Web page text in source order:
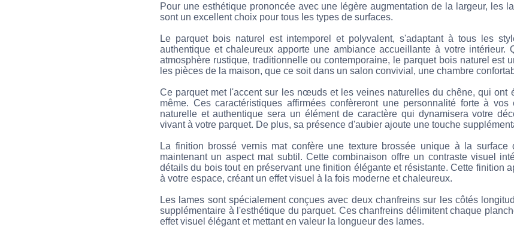
Pour une esthétique prononcée avec une légère augmentation de la largeur, les
sont un excellent choix pour tous les types de surfaces.
Le parquet bois naturel est intemporel et polyvalent, s'adaptant à tous les
authentique et chaleureux apporte une ambiance accueillante à votre intérieur.
atmosphère rustique, traditionnelle ou contemporaine, le parquet bois naturel est
les pièces de la maison, que ce soit dans un salon convivial, une chambre
Ce parquet met l'accent sur les nœuds et les veines naturelles du chêne, qui ont
même. Ces caractéristiques affirmées confèreront une personnalité forte à
naturelle et authentique sera un élément de caractère qui dynamisera votre
vivant à votre parquet. De plus, sa présence d'aubier ajoute une touche
La finition brossé vernis mat confère une texture brossée unique à la surface
maintenant un aspect mat subtil. Cette combinaison offre un contraste visuel
détails du bois tout en préservant une finition élégante et résistante. Cette finition
à votre espace, créant un effet visuel à la fois moderne et chaleureux.
Les lames sont spécialement conçues avec deux chanfreins sur les côtés
supplémentaire à l'esthétique du parquet. Ces chanfreins délimitent chaque
effet visuel élégant et mettant en valeur la longueur des lames.